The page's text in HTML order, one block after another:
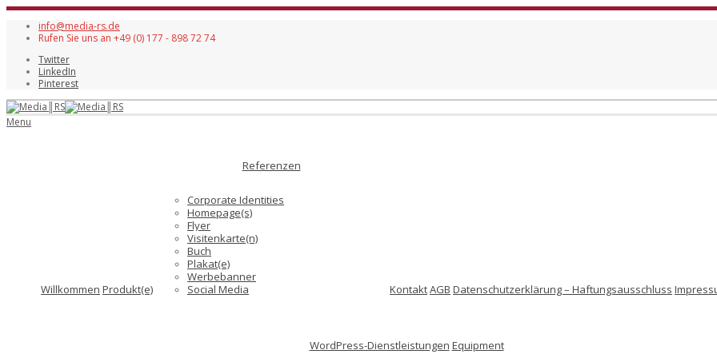
info@media-rs.de
Rufen Sie uns an +49 (0) 177 - 898 72 74
Twitter
LinkedIn
Pinterest
Menu
Willkommen Produkt(e)
Referenzen
Corporate Identities
Homepage(s)
Flyer
Visitenkarte(n)
Buch
Plakat(e)
Werbebanner
Social Media
KontaktAGB Datenschutzerklärung – Haftungsausschluss
WordPress-Dienstleistungen Equipment